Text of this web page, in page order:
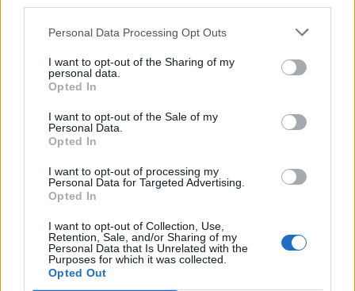
Personal Data Processing Opt Outs
I want to opt-out of the Sharing of my
personal data.
Opted In
I want to opt-out of the Sale of my
Personal Data.
Opted In
I want to opt-out of processing my
Personal Data for Targeted Advertising.
Opted In
I want to opt-out of Collection, Use,
Retention, Sale, and/or Sharing of my
Personal Data that Is Unrelated with the
Purposes for which it was collected.
Opted Out
Υπηρεσίες υποψηφίων
Συμβουλές Καριέρας
HR corner
Περιγραφές Θέσεων Εργασίας
Ερωτήσεις συνεντεύξεων